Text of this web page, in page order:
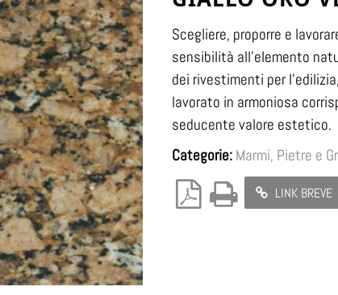
Scegliere, proporre e
sensibilità all’elemento
dei rivestimenti per
lavorato in armoniosa
seducente valore estetico.
Categorie: Marmi, Pietre e
LINK BREVE